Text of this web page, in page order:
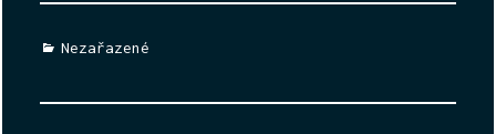
Categories
Nezařazené